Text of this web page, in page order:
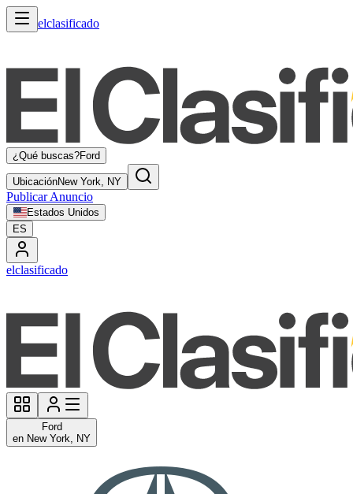
elclasificado
¿Qué buscas?Ford
UbicaciónNew York, NY
Publicar Anuncio
Estados Unidos
ES
elclasificado
Ford
en New York, NY